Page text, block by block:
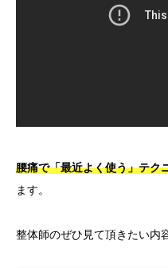
腰痛で「最近よく使う」テク
ます。
整体師のぜひ見て頂きたい内